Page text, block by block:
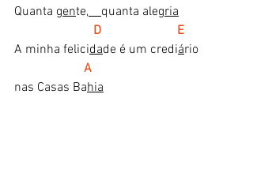
Quanta gente, quanta alegria
  D                        E
A minha felicidade é um crediário
  A
nas Casas Bahia